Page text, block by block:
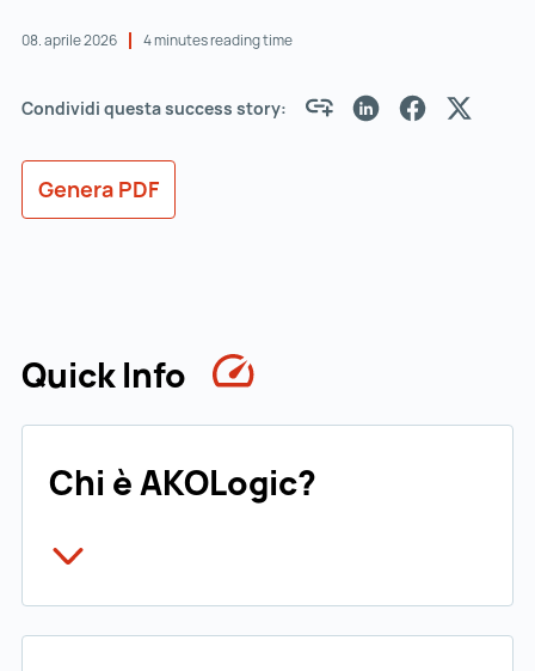
08. aprile 2026 4 minutes reading time
Condividi questa success story:
Genera PDF
Quick Info
Chi è AKOLogic?
AKOLogic